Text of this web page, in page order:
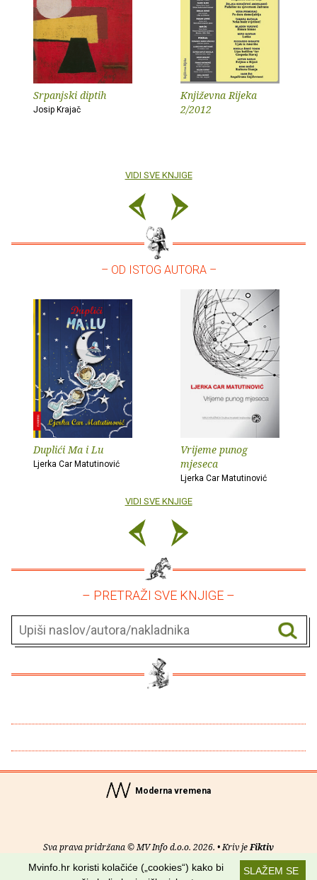
Srpanjski diptih
Josip Krajač
Književna Rijeka
2/2012
VIDI SVE KNJIGE
– OD ISTOG AUTORA –
Duplići Ma i Lu
Ljerka Car Matutinović
Vrijeme punog
mjeseca
Ljerka Car Matutinović
VIDI SVE KNJIGE
– PRETRAŽI SVE KNJIGE –
Moderna vremena
Sva prava pridržana © MV Info d.o.o. 2026. • Kriv jeFiktiv
Uvjeti korištenja RSS kanaliSLAŽEM SE
Mvinfo.hr koristi kolačiće („cookies“) kako bi